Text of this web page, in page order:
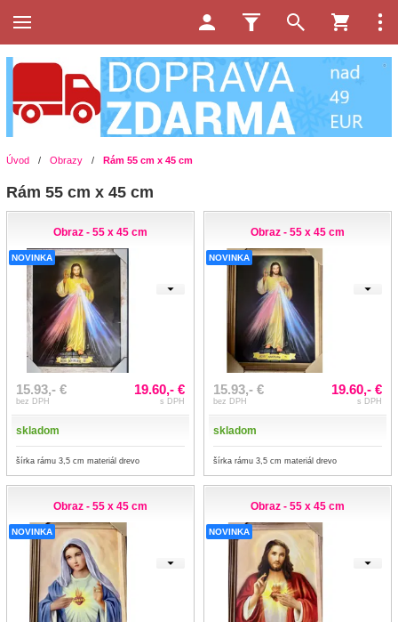
Úvod / Obrazy / Rám 55 cm x 45 cm
Rám 55 cm x 45 cm
Obraz - 55 x 45 cm
NOVINKA
15.93,- €
bez DPH
19.60,- €
s DPH
skladom
šírka rámu 3,5 cm materiál drevo
Obraz - 55 x 45 cm
NOVINKA
15.93,- €
bez DPH
19.60,- €
s DPH
skladom
šírka rámu 3,5 cm materiál drevo
Obraz - 55 x 45 cm
NOVINKA
Obraz - 55 x 45 cm
NOVINKA